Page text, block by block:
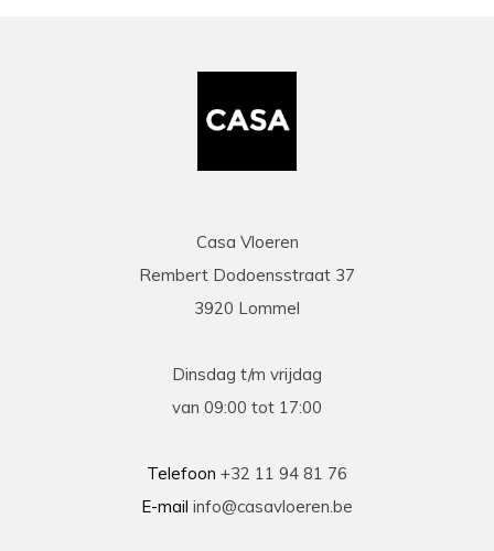
vermelding voor de heel vriendelijke en
benodigdheden leverde en ons hielp om deze
Prima geholpen bij zowel de keuze als plaatsing
problemen tijdens plaatsing .
Casa Vloeren
Rembert Dodoensstraat 37
3920 Lommel
Dinsdag t/m vrijdag
van 09:00 tot 17:00
Telefoon +32 11 94 81 76
E-mail info@casavloeren.be